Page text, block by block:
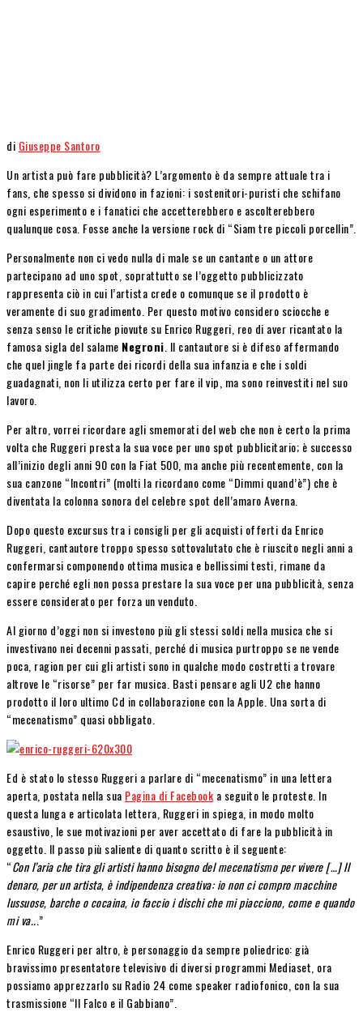
di Giuseppe Santoro
Un artista può fare pubblicità? L’argomento è da sempre attuale tra i
fans, che spesso si dividono in fazioni: i sostenitori-puristi che schifano
ogni esperimento e i fanatici che accetterebbero e ascolterebbero
qualunque cosa. Fosse anche la versione rock di “Siam tre piccoli porcellin”.
Personalmente non ci vedo nulla di male se un cantante o un attore
partecipano ad uno spot, soprattutto se l’oggetto pubblicizzato
rappresenta ciò in cui l’artista crede o comunque se il prodotto è
veramente di suo gradimento. Per questo motivo considero sciocche e
senza senso le critiche piovute su Enrico Ruggeri, reo di aver ricantato la
famosa sigla del salame Negroni . Il cantautore si è difeso affermando
che quel jingle fa parte dei ricordi della sua infanzia e che i soldi
guadagnati, non li utilizza certo per fare il vip, ma sono reinvestiti nel suo
lavoro.
Per altro, vorrei ricordare agli smemorati del web che non è certo la prima
volta che Ruggeri presta la sua voce per uno spot pubblicitario; è successo
all’inizio degli anni 90 con la Fiat 500, ma anche più recentemente, con la
sua canzone “Incontri” (molti la ricordano come “Dimmi quand’è”) che è
diventata la colonna sonora del celebre spot dell’amaro Averna.
Dopo questo excursus tra i consigli per gli acquisti offerti da Enrico
Ruggeri, cantautore troppo spesso sottovalutato che è riuscito negli anni a
confermarsi componendo ottima musica e bellissimi testi, rimane da
capire perché egli non possa prestare la sua voce per una pubblicità, senza
essere considerato per forza un venduto.
Al giorno d’oggi non si investono più gli stessi soldi nella musica che si
investivano nei decenni passati, perché di musica purtroppo se ne vende
poca, ragion per cui gli artisti sono in qualche modo costretti a trovare
altrove le “risorse” per far musica. Basti pensare agli U2 che hanno
prodotto il loro ultimo Cd in collaborazione con la Apple. Una sorta di
“mecenatismo” quasi obbligato.
Ed è stato lo stesso Ruggeri a parlare di “mecenatismo” in una lettera
aperta, postata nella sua Pagina di Facebook a seguito le proteste. In
questa lunga e articolata lettera, Ruggeri in spiega, in modo molto
esaustivo, le sue motivazioni per aver accettato di fare la pubblicità in
oggetto. Il passo più saliente di quanto scritto è il seguente:
“Con l’aria che tira gli artisti hanno bisogno del mecenatismo per vivere […] Il
denaro, per un artista, è indipendenza creativa: io non ci compro macchine
lussuose, barche o cocaina, io faccio i dischi che mi piacciono, come e quando
mi va.. .”
Enrico Ruggeri per altro, è personaggio da sempre poliedrico: già
bravissimo presentatore televisivo di diversi programmi Mediaset, ora
possiamo apprezzarlo su Radio 24 come speaker radiofonico, con la sua
trasmissione “Il Falco e il Gabbiano”.